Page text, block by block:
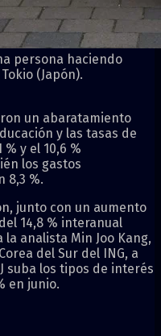
persona haciendo
(Japón).
un abaratamiento
y las tasas de
y el 10,6 %
los gastos
8,3 %.
junto con un aumento
14,8 % interanual
analista Min Joo Kang,
del Sur del ING, a
suba los tipos de interés
en junio.